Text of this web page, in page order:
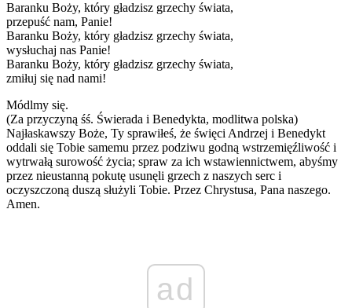
Baranku Boży, który gładzisz grzechy świata,
przepuść nam, Panie!
Baranku Boży, który gładzisz grzechy świata,
wysłuchaj nas Panie!
Baranku Boży, który gładzisz grzechy świata,
zmiłuj się nad nami!
Módlmy się.
(Za przyczyną śś. Świerada i Benedykta, modlitwa polska)
Najłaskawszy Boże, Ty sprawiłeś, że święci Andrzej i Benedykt
oddali się Tobie samemu przez podziwu godną wstrzemięźliwość i
wytrwałą surowość życia; spraw za ich wstawiennictwem, abyśmy
przez nieustanną pokutę usunęli grzech z naszych serc i
oczyszczoną duszą służyli Tobie. Przez Chrystusa, Pana naszego.
Amen.
ad